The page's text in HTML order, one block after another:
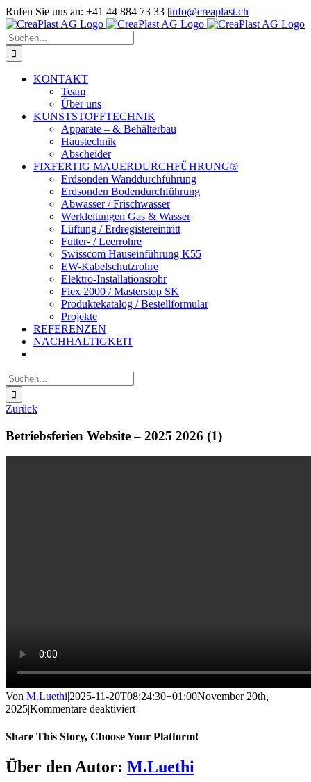
Zum
Inhalt
springen
Rufen Sie uns an: +41 44 884 73 33 |info@creaplast.ch
LinkedIn
Instagram
YouTube
Suche
nach:
KONTAKT
Team
Über uns
KUNSTSTOFFTECHNIK
Apparate – & Behälterbau
Haustechnik
Abscheider
FIXFERTIG MAUERDURCHFÜHRUNG®
Erdsonden Wanddurchführung
Erdsonden Bodendurchführung
Abwasser / Frischwasser
Werkleitungen Gas & Wasser
Lüftung / Erdregistereintritt
Futter- / Leerrohre
Swisscom Hauseinführung K55
EW-Kabelschutzrohre
Elektro-Installationsrohr
Flex 2000 / Masterstop SK
Produktekatalog / Bestellformular
Projekte
REFERENZEN
NACHHALTIGKEIT
Suche
nach:
Zurück
Betriebsferien Website – 2025 2026 (1)
Von M.Luethi|2025-11-20T08:24:30+01:00November 20th,
2025|Kommentare deaktiviertfür
Website
2025
2026
Share This Story, Choose Your Platform!
Facebook
X
Reddit
LinkedIn
WhatsApp
Tumblr
Pinterest
Vk
E-
Mail
Über den Autor: M.Luethi